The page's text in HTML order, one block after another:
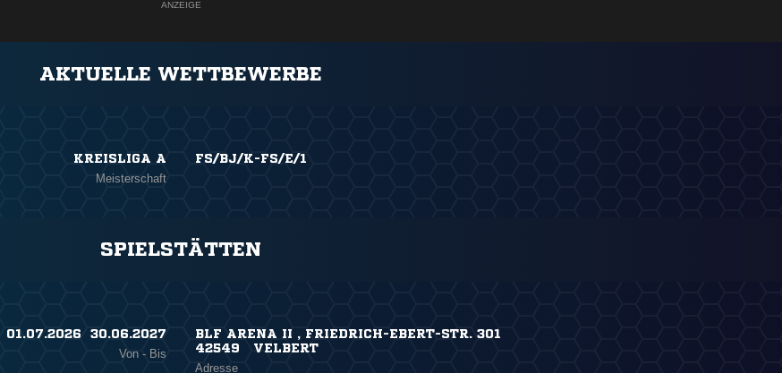
ANZEIGE
AKTUELLE WETTBEWERBE
KREISLIGA A
Meisterschaft
FS/BJ/K-FS/E/1
SPIELSTÄTTEN
01.07.2026 ​ 30.06.2027
Von - Bis
BLF ARENA II , FRIEDRICH-EBERT-STR. 301
42549 VELBERT
Adresse